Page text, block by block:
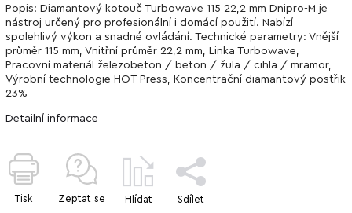
Popis: Diamantový kotouč Turbowave 115 22,2 mm Dnipro-M je
nástroj určený pro profesionální i domácí použití. Nabízí
spolehlivý výkon a snadné ovládání. Technické parametry: Vnější
průměr 115 mm, Vnitřní průměr 22,2 mm, Linka Turbowave,
Pracovní materiál železobeton / beton / žula / cihla / mramor,
Výrobní technologie HOT Press, Koncentrační diamantový postřik
23%
Detailní informace
Tisk Zeptat se Hlídat Sdílet